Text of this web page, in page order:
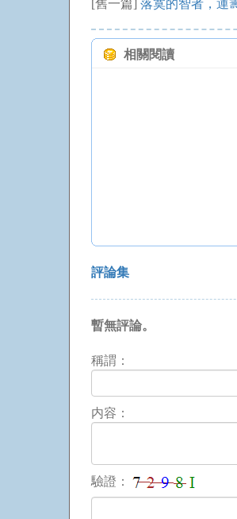
[舊一篇] 落寞的智者，運
相關閱讀
評論集
暫無評論。
稱謂：
内容：
驗證：